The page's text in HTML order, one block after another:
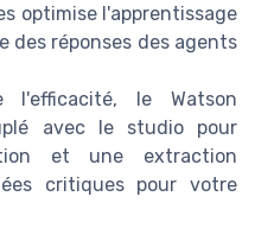
optimise l'apprentissage
des réponses des agents
l'efficacité, le Watson
avec le studio pour
et une extraction
critiques pour votre